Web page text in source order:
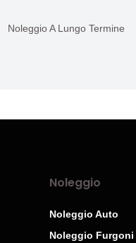
Noleggio A Lungo Termine
Noleggio
Noleggio Auto
Noleggio Furgoni